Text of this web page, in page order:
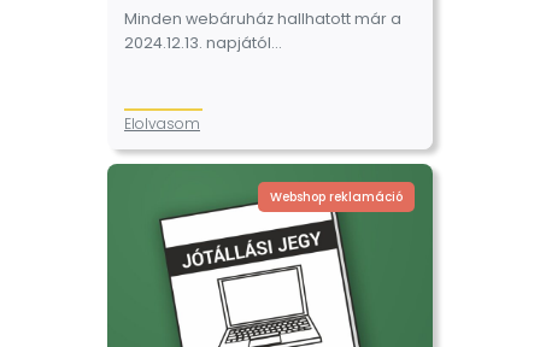
Minden webáruház hallhatott már a
2024.12.13. napjától
vagyis az Általános Termékbiztonsági
Rendelet). Hogyan érinti ez az online
Elolvasom
Webshop reklamáció